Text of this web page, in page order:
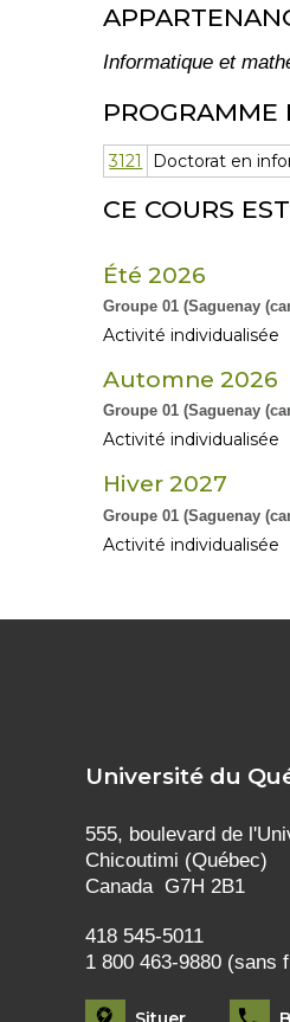
Informatique et
PROGRAMME
3121 Doctorat en
CE COURS
Été 2026
Groupe 01 (Saguenay
Activité individualisée
Automne 2026
Groupe 01 (Saguenay
Activité individualisée
Hiver 2027
Groupe 01 (Saguenay
Activité individualisée
Université du
555, boulevard de
Chicoutimi (Québec)
Canada G7H 2B1
418 545-5011
1 800 463-9880 (sans